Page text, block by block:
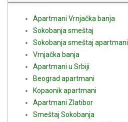
Apartmani Vrnjačka banja
Sokobanja smeštaj
Sokobanja smeštaj apartmani
Vrnjačka banja
Apartmani u Srbiji
Beograd apartmani
Kopaonik apartmani
Apartmani Zlatibor
Smeštaj Sokobanja